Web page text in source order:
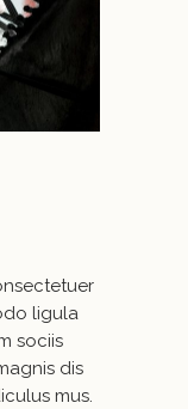
ligula
sociis
dis
mus.